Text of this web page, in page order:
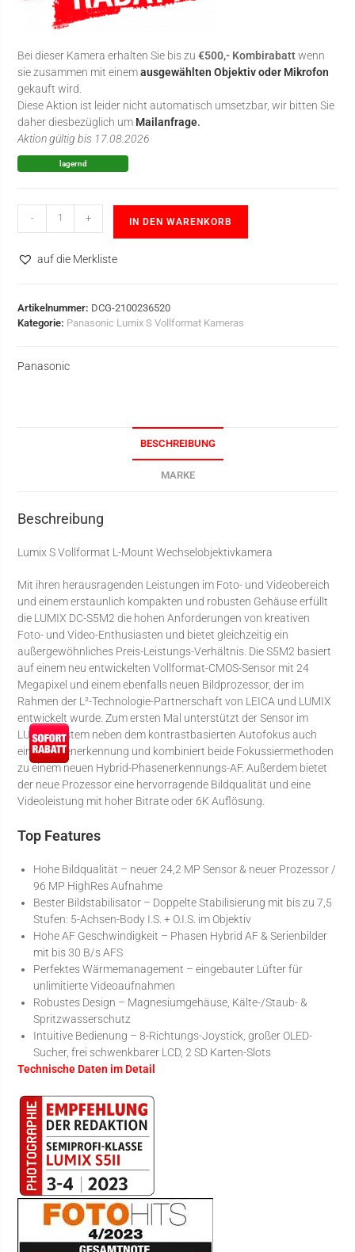
Bei dieser Kamera erhalten Sie bis zu€500,- Kombirabattwenn
sie zusammen mit einemausgewählten Objektiv oder Mikrofon
gekauft wird.
Diese Aktion ist leider nicht automatisch umsetzbar, wir bitten Sie
daher diesbezüglich um Mailanfrage.
Aktion gültig bis 17.08.2026
lagernd
- + IN DEN WARENKORB
auf die Merkliste
Artikelnummer: DCG-2100236520
Kategorie: Panasonic Lumix S Vollformat Kameras
Panasonic
BESCHREIBUNG
MARKE
Beschreibung
Lumix S Vollformat L-Mount Wechselobjektivkamera
Mit ihren herausragenden Leistungen im Foto- und Videobereich
und einem erstaunlich kompakten und robusten Gehäuse erfüllt
die LUMIX DC-S5M2 die hohen Anforderungen von kreativen
Foto- und Video-Enthusiasten und bietet gleichzeitig ein
außergewöhnliches Preis-Leistungs-Verhältnis. Die S5M2 basiert
auf einem neu entwickelten Vollformat-CMOS-Sensor mit 24
Megapixel und einem ebenfalls neuen Bildprozessor, der im
Rahmen der L²-Technologie-Partnerschaft von LEICA und LUMIX
entwickelt wurde. Zum ersten Mal unterstützt der Sensor im
LUMIX-System neben dem kontrastbasierten Autofokus auch
eine Phasenerkennung und kombiniert beide Fokussiermethoden
zu einem neuen Hybrid-Phasenerkennungs-AF. Außerdem bietet
der neue Prozessor eine hervorragende Bildqualität und eine
Videoleistung mit hoher Bitrate oder 6K Auflösung.
Top Features
Hohe Bildqualität – neuer 24,2 MP Sensor & neuer Prozessor /
96 MP HighRes Aufnahme
Bester Bildstabilisator – Doppelte Stabilisierung mit bis zu 7,5
Stufen: 5-Achsen-Body I.S. + O.I.S. im Objektiv
Hohe AF Geschwindigkeit – Phasen Hybrid AF & Serienbilder
mit bis 30 B/s AFS
Perfektes Wärmemanagement – eingebauter Lüfter für
unlimitierte Videoaufnahmen
Robustes Design – Magnesiumgehäuse, Kälte-/Staub- &
Spritzwasserschutz
Intuitive Bedienung – 8-Richtungs-Joystick, großer OLED-
Sucher, frei schwenkbarer LCD, 2 SD Karten-Slots
Technische Daten im Detail